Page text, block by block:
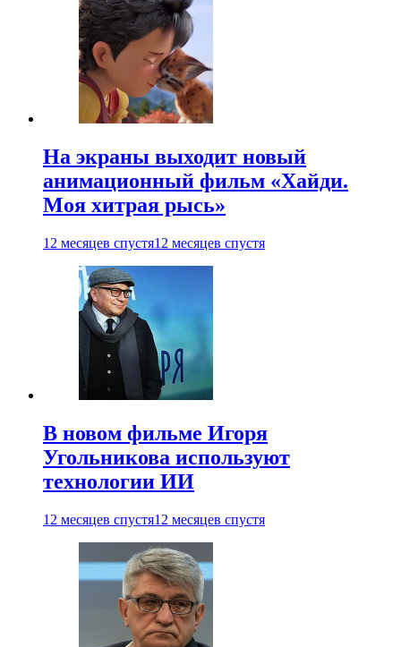
На экраны выходит новый
анимационный фильм «Хайди.
Моя хитрая рысь»
12 месяцев спустя12 месяцев спустя
В новом фильме Игоря
Угольникова используют
технологии ИИ
12 месяцев спустя12 месяцев спустя